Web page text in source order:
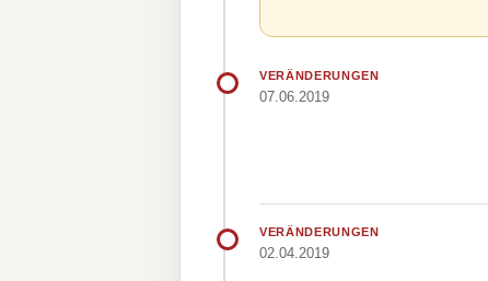
VERÄNDERUNGEN
07.06.2019
VERÄNDERUNGEN
02.04.2019